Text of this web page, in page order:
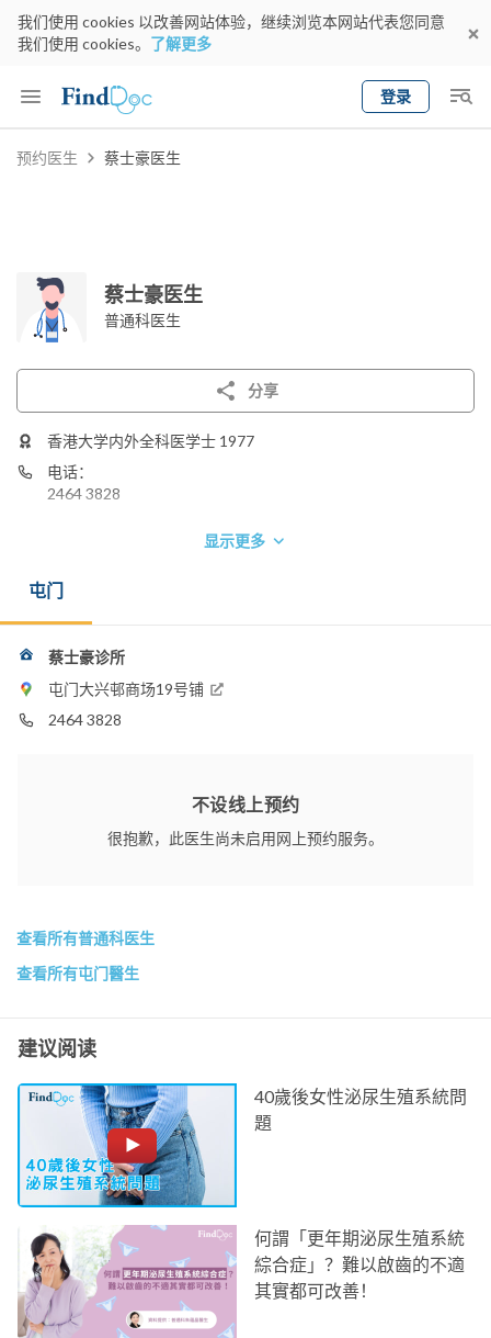
我们使用 cookies 以改善网站体验，继续浏览本网站代表您同意
我们使用 cookies。 了解更多
登录
Keyword
预约医生 蔡士豪医生
蔡士豪医生
普通科医生
分享
香港大学内外全科医学士 1977
电话：
2464 3828
显示更多
屯门
蔡士豪诊所
屯门大兴邨商场19号铺
2464 3828
不设线上预约
很抱歉，此医生尚未启用网上预约服务。
查看所有普通科医生
查看所有屯门醫生
建议阅读
40歲後女性泌尿生殖系統問
題
何謂「更年期泌尿生殖系統
綜合症」？難以啟齒的不適
其實都可改善！